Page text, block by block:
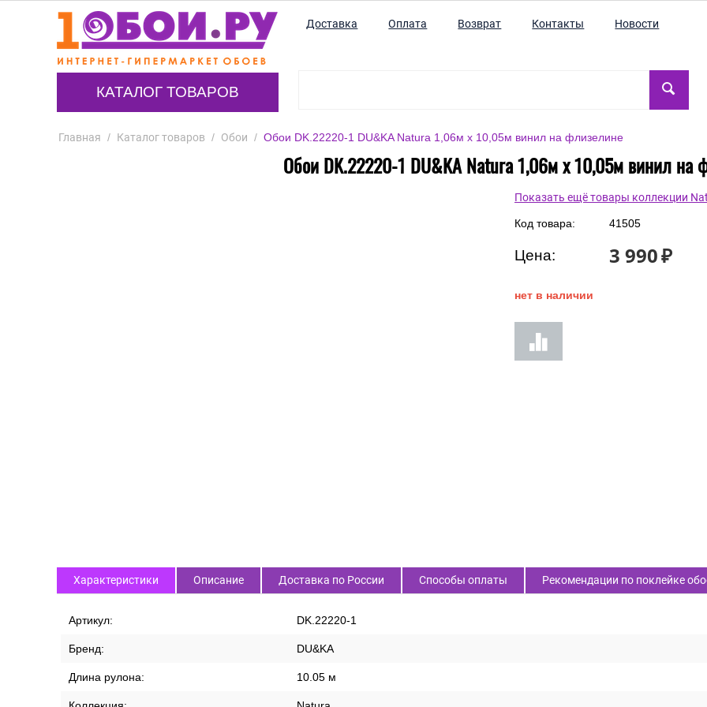
КАТАЛОГ ТОВАРОВ
Доставка Оплата Возврат Контакты Новости
Главная / Каталог товаров / Обои / Обои DK.22220-1 DU&KA Natura 1,06м х 10,05м винил на флизелине
Обои DK.22220-1 DU&KA Natura 1,06м х 10,05м винил на
Показать ещё товары коллекции
Код товара: 41505
Цена: 3 990₽
нет в наличии
Характеристики Описание Доставка по России Способы оплаты Рекомендации по поклейке
Артикул: DK.22220-1
Бренд: DU&KA
Длина рулона: 10.05 м